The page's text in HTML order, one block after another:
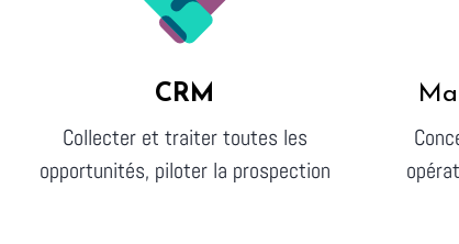
CRM
Collecter et traiter toutes les
opportunités, piloter la prospection